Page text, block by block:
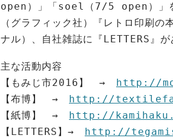
open）」「soel（7/5 open）」を
（グラフィック社）『レトロ印刷
ナル）、自社雑誌に『LETTERS』
主な活動内容
【もみじ市2016】 → http://
【布博】 → http://
【紙博】 → http://
【LETTERS】→ http://